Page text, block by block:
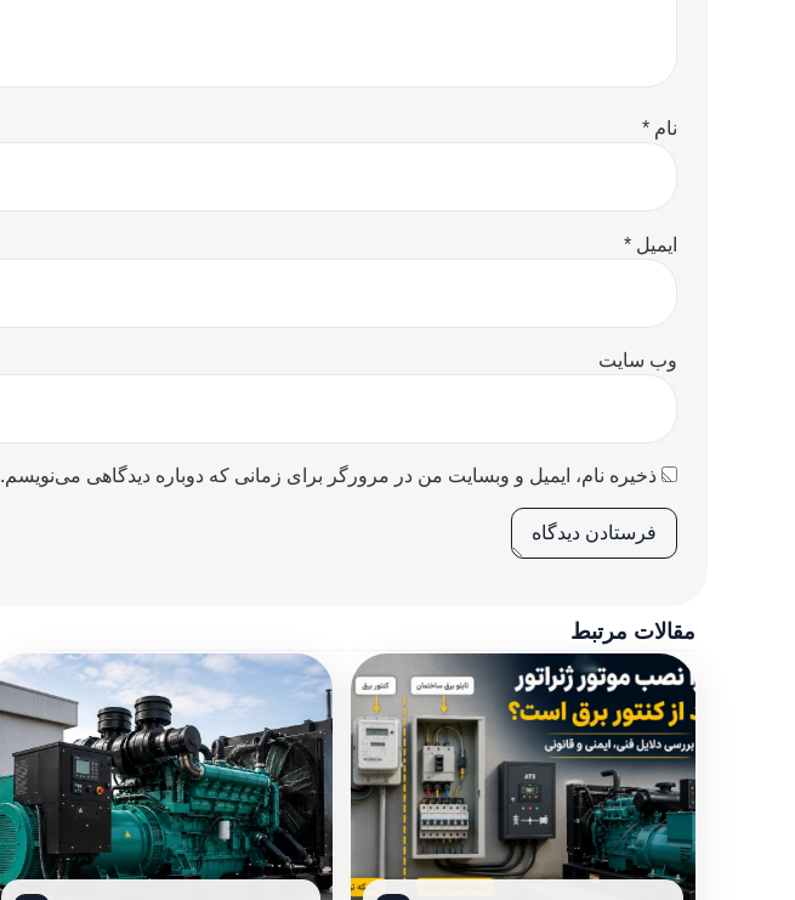
نام *
ایمیل *
وب‌ سایت
ذخیره نام، ایمیل و وبسایت من در مرورگر برای زمانی که دوباره دیدگاهی می‌نویسم.
مقالات مرتبط